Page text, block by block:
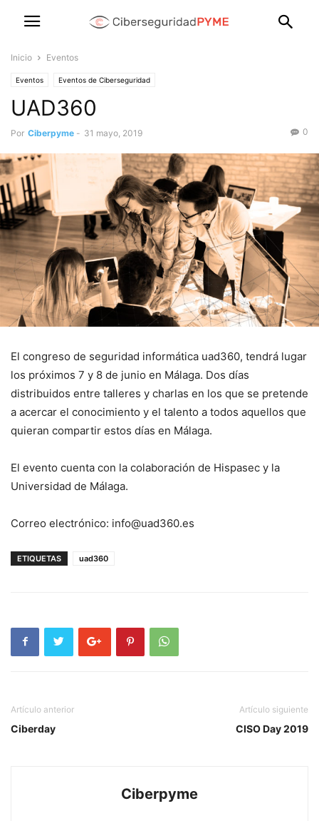
Inicio Eventos
Eventos Eventos de Ciberseguridad
UAD360
Por Ciberpyme - 31 mayo, 2019 0
El congreso de seguridad informática uad360, tendrá lugar
los próximos 7 y 8 de junio en Málaga. Dos días
distribuidos entre talleres y charlas en los que se pretende
a acercar el conocimiento y el talento a todos aquellos que
quieran compartir estos días en Málaga.
El evento cuenta con la colaboración de Hispasec y la
Universidad de Málaga.
Correo electrónico: info@uad360.es
ETIQUETAS uad360
Artículo anterior
Ciberday
Artículo siguiente
CISO Day 2019
Ciberpyme